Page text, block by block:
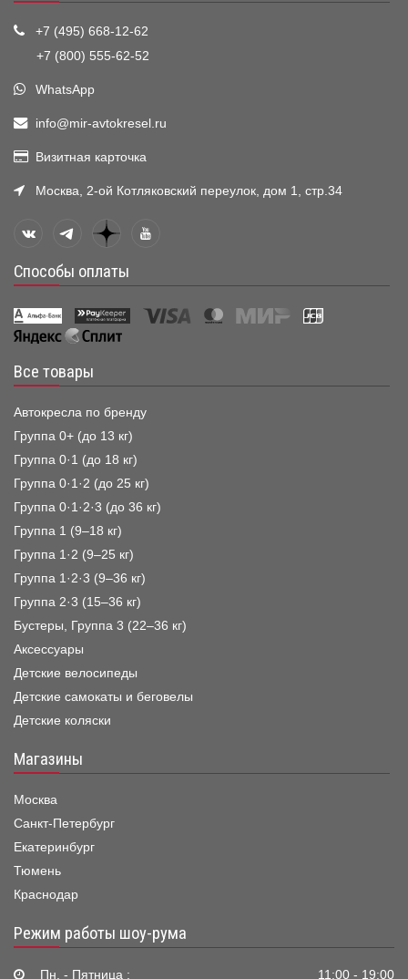
+7 (495) 668-12-62
+7 (800) 555-62-52
WhatsApp
info@mir-avtokresel.ru
Визитная карточка
Москва, 2-ой Котляковский переулок, дом 1, стр.34
Способы оплаты
Все товары
Автокресла по бренду
Группа 0+ (до 13 кг)
Группа 0·1 (до 18 кг)
Группа 0·1·2 (до 25 кг)
Группа 0·1·2·3 (до 36 кг)
Группа 1 (9–18 кг)
Группа 1·2 (9–25 кг)
Группа 1·2·3 (9–36 кг)
Группа 2·3 (15–36 кг)
Бустеры, Группа 3 (22–36 кг)
Аксессуары
Детские велосипеды
Детские самокаты и беговелы
Детские коляски
Магазины
Москва
Санкт-Петербург
Екатеринбург
Тюмень
Краснодар
Режим работы шоу-рума
Пн. - Пятница : 11:00 - 19:00